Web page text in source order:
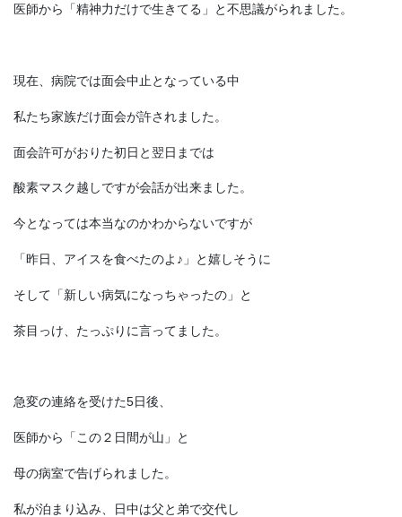
医師から「精神力だけで生きてる」と不思議がられました。
現在、病院では面会中止となっている中
私たち家族だけ面会が許されました。
面会許可がおりた初日と翌日までは
酸素マスク越しですが会話が出来ました。
今となっては本当なのかわからないですが
「昨日、アイスを食べたのよ♪」と嬉しそうに
そして「新しい病気になっちゃったの」と
茶目っけ、たっぷりに言ってました。
急変の連絡を受けた5日後、
医師から「この２日間が山」と
母の病室で告げられました。
私が泊まり込み、日中は父と弟で交代し